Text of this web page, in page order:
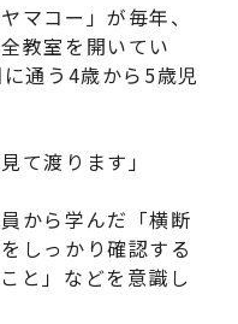
マコー」が毎年、
教室を開いてい
通う4歳から5歳児
て渡ります」
から学んだ「横断
しっかり確認する
と」などを意識し